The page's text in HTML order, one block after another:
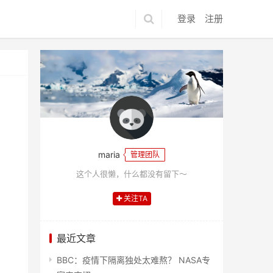
登录 注册
maria 管理团队
这个人很懒，什么都没有留下～
关注TA
最近文章
BBC：疫情下隔离独处太难熬？ NASA专